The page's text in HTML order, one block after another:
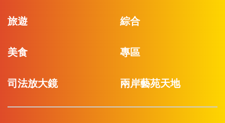
旅遊 綜合
美食 專區
司法放大鏡 兩岸藝苑天地